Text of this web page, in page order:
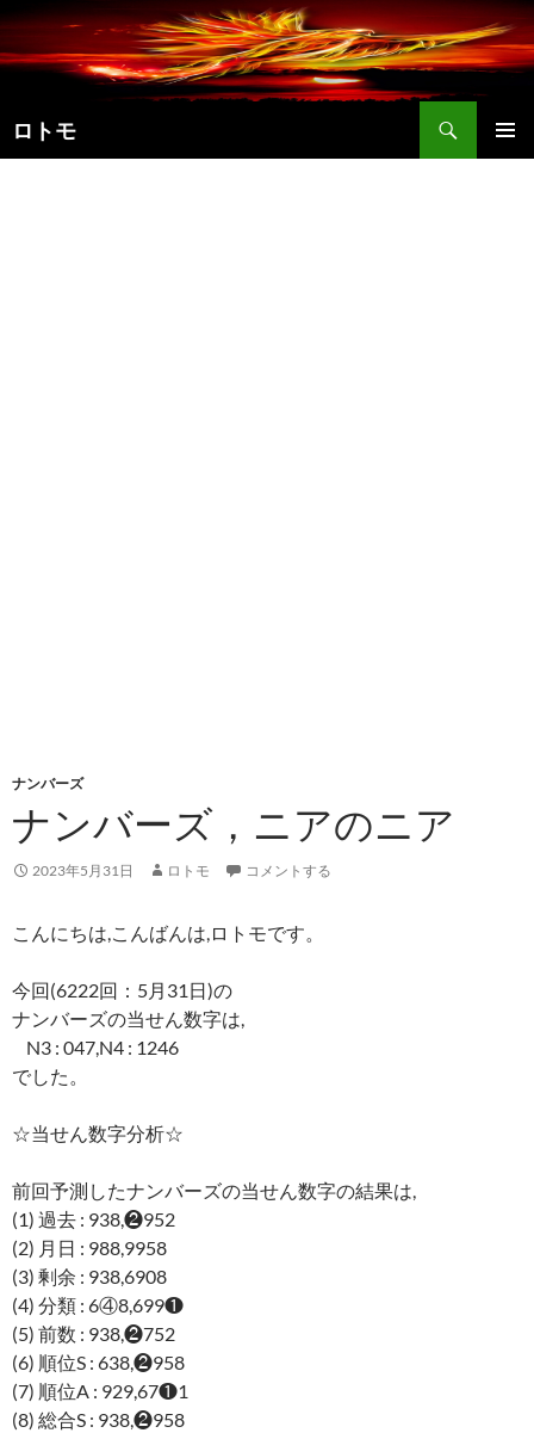
コ
テ
ツ
へ
ロトモ
索
ナンバーズ
ナンバーズ，ニアのニア
2023年5月31日 ロトモ コメントする
こんにちは,こんばんは,ロトモです。
今回(6222回：5月31日)の
ナンバーズの当せん数字は,
N3 : 047,N4 : 1246
でした。
☆当せん数字分析☆
前回予測したナンバーズの当せん数字の結果は,
(1) 過去 : 938,❷952
(2) 月日 : 988,9958
(3) 剰余 : 938,6908
(4) 分類 : 6④8,699❶
(5) 前数 : 938,❷752
(6) 順位S : 638,❷958
(7) 順位A : 929,67❶1
(8) 総合S : 938,❷958